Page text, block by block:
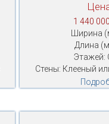
1 440
Ширина
Длина
Этажей:
Стены: Клееный